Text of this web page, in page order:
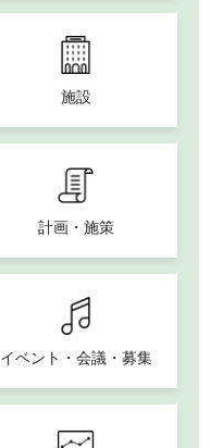
施設
計画・施策
イベント・会議・募集